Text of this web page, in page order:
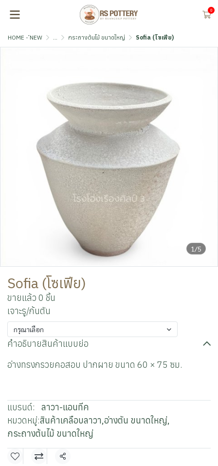
0
HOME - ์NEW ... กระถางต้นไม้ ขนาดใหญ่ Sofia (โซเฟีย)
1/5
Sofia (โซเฟีย)
ขายแล้ว 0 ชิ้น
เจาะรู/ก้นตัน
กรุณาเลือก
คำอธิบายสินค้าแบบย่อ
อ่างทรงกรวยคอสอบ ปากผาย ขนาด 60 × 75 ซม.
แบรนด์:
ลาวา-แอนทีค
หมวดหมู่:สินค้าเคลือบลาวา,อ่างตัน ขนาดใหญ่,
กระถางต้นไม้ ขนาดใหญ่
แชร์